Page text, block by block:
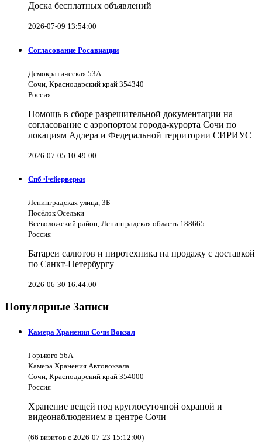
Доска бесплатных объявлений
2026-07-09 13:54:00
Согласование Росавиации
Демократическая 53А
Сочи, Краснодарский край 354340
Россия
Помощь в сборе разрешительной документации на
согласование с аэропортом города-курорта Сочи по
локациям Адлера и Федеральной территории СИРИУС
2026-07-05 10:49:00
Спб Фейерверки
Ленинградская улица, 3Б
Посёлок Осельки
Всеволожский район, Ленинградская область 188665
Россия
Батареи салютов и пиротехника на продажу с доставкой
по Санкт-Петербургу
2026-06-30 16:44:00
Популярные Записи
Камера Хранения Сочи Вокзал
Горького 56А
Камера Хранения Автовокзала
Сочи, Краснодарский край 354000
Россия
Хранение вещей под круглосуточной охраной и
видеонаблюдением в центре Сочи
(66 визитов с 2026-07-23 15:12:00)